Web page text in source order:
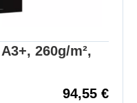
260g/m²,
94,55 €